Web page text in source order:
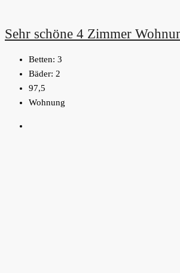
Sehr schöne 4 Zimmer
Betten: 3
Bäder: 2
97,5
Wohnung